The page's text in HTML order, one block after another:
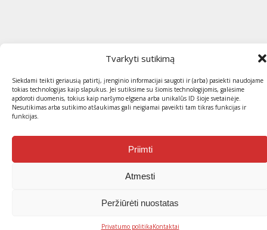
Tvarkyti sutikimą
Siekdami teikti geriausią patirtį, įrenginio informacijai saugoti ir (arba) pasiekti naudojame
tokias technologijas kaip slapukus. Jei sutiksime su šiomis technologijomis, galėsime
apdoroti duomenis, tokius kaip naršymo elgsena arba unikalūs ID šioje svetainėje.
Nesutikimas arba sutikimo atšaukimas gali neigiamai paveikti tam tikras funkcijas ir
funkcijas.
Priimti
Atmesti
Peržiūrėti nuostatas
Privatumo politikaKontaktai